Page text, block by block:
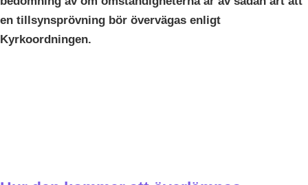
en tillsynsprövning bör övervägas enligt
Kyrkoordningen.